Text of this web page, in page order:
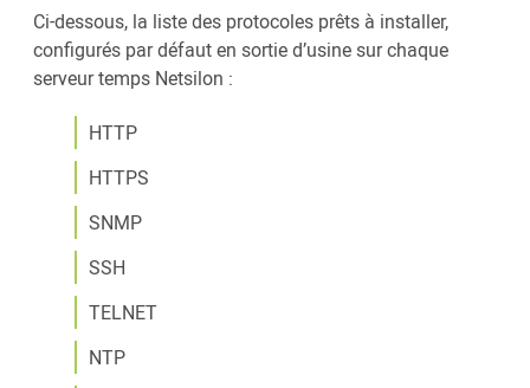
Ci-dessous, la liste des protocoles prêts à installer,
configurés par défaut en sortie d’usine sur chaque
serveur temps Netsilon :
HTTP
HTTPS
SNMP
SSH
TELNET
NTP